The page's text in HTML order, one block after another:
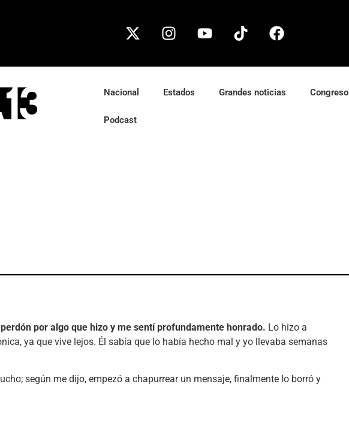
Nacional Estados Grandes noticias Congreso
Podcast
por algo que hizo y me sentí profundamente honrado. Lo hizo a
ya que vive lejos. Él sabía que lo había hecho mal y yo llevaba semanas
según me dijo, empezó a chapurrear un mensaje, finalmente lo borró y